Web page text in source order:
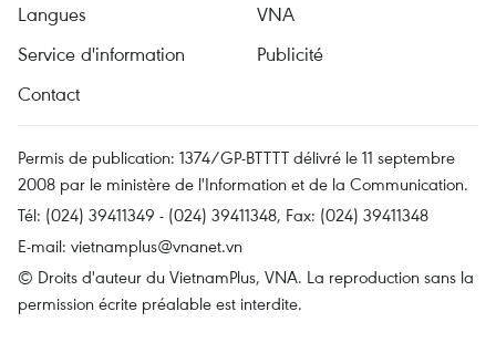
Langues
VNA
Service d'information
Publicité
Contact
Permis de publication: 1374/GP-BTTTT délivré le 11 septembre
2008 par le ministère de l'Information et de la Communication.
Tél: (024) 39411349 - (024) 39411348, Fax: (024) 39411348
E-mail: vietnamplus@vnanet.vn
© Droits d'auteur du VietnamPlus, VNA. La reproduction sans la
permission écrite préalable est interdite.